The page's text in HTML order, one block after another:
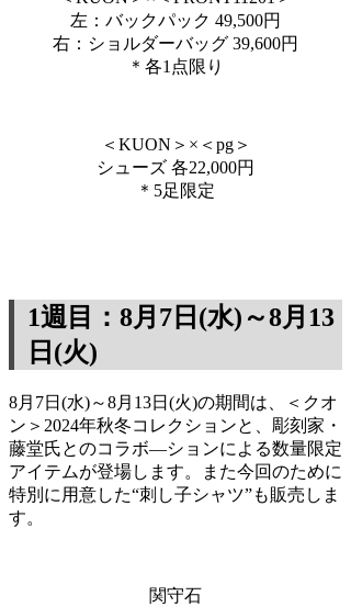
左：バックパック 49,500円
右：ショルダーバッグ 39,600円
＊各1点限り
＜KUON＞×＜pg＞
シューズ 各22,000円
＊5足限定
1週目：8月7日(水)～8月13
日(火)
8月7日(水)～8月13日(火)の期間は、＜クオ
ン＞2024年秋冬コレクションと、彫刻家・
藤堂氏とのコラボ―ションによる数量限定
アイテムが登場します。また今回のために
特別に用意した“刺し子シャツ”も販売しま
す。
関守石